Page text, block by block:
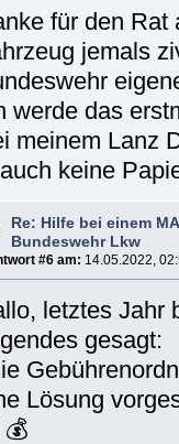
für den Rat
jemals
werde das
meinem Lanz
keine
Re: Hilfe bei einem
Bundeswehr Lkw
#6 am: 14.05.2022,
letztes Jahr
gesagt:
Lösung